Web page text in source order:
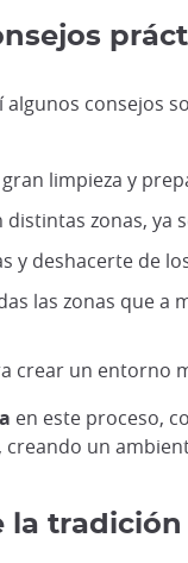
consejos
limpieza y
zonas,
y deshacerte de
las zonas que
crear un entorno
en este proceso,
, creando un
la